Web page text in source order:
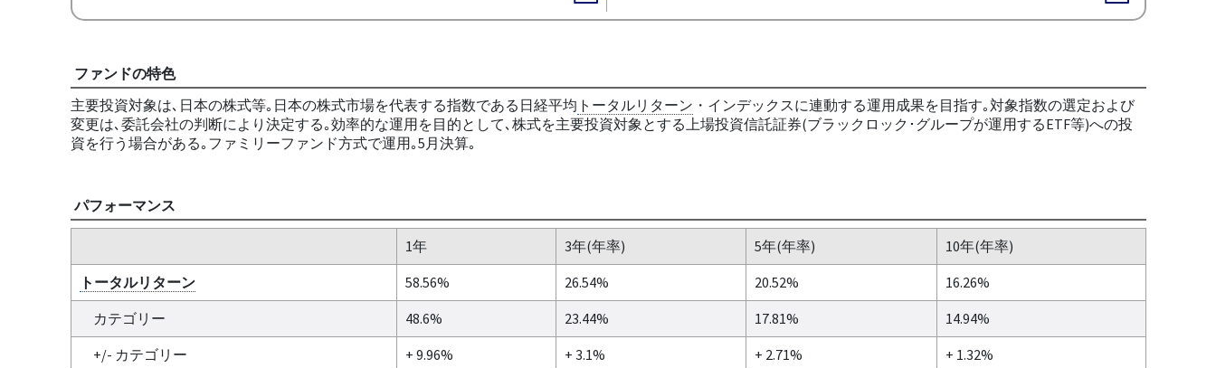
ファンドの特色
主要投資対象は､日本の株式等｡日本の株式市場を代表する指数である日経平均 トータルリターン ・インデックスに連動する運用成果を目指す｡対象指数の選定および
変更は､委託会社の判断により決定する｡効率的な運用を目的として､株式を主要投資対象とする上場投資信託証券(ブラックロック･グループが運用するETF等)への投
資を行う場合がある｡ファミリーファンド方式で運用｡5月決算｡
パフォーマンス
1年 3年(年率) 5年(年率)
10年(年率)
トータルリターン
58.56% 26.54% 20.52%
16.26%
カテゴリー
48.6% 23.44% 17.81%
14.94%
+/- カテゴリー
+ 9.96% + 3.1% + 2.71%
+ 1.32%